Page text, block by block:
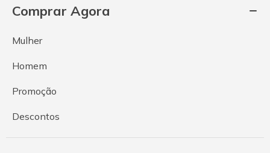
Comprar Agora
Mulher
Homem
Promoção
Descontos